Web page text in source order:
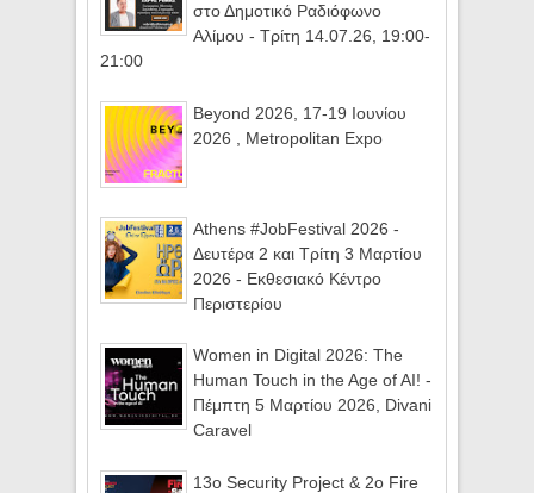
στο Δημοτικό Ραδιόφωνο
Αλίμου - Τρίτη 14.07.26, 19:00-
21:00
Beyond 2026, 17-19 Ιουνίου
2026 , Metropolitan Expo
Athens #JobFestival 2026 -
Δευτέρα 2 και Τρίτη 3 Μαρτίου
2026 - Εκθεσιακό Κέντρο
Περιστερίου
Women in Digital 2026: The
Human Touch in the Age of AI! -
Πέμπτη 5 Μαρτίου 2026, Divani
Caravel
13ο Security Project & 2ο Fire